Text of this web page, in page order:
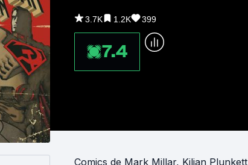
3.7K 1.2K 399
7.4
Comics de Mark Millar, Kilian Plunkett